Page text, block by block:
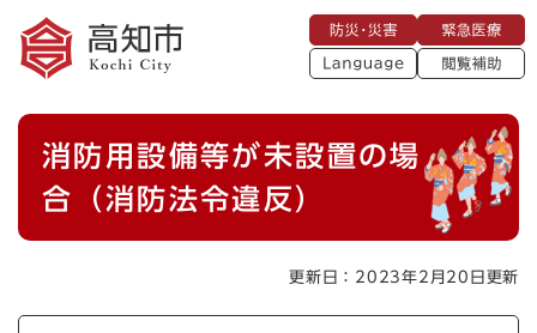
メニューを飛ばして本文へ
災
・
災
急
医
療
L
a
a
g
閲
助
本
消防用設備等が未設置の場
合（消防法令違反）
更新日：2023年2月20日更新